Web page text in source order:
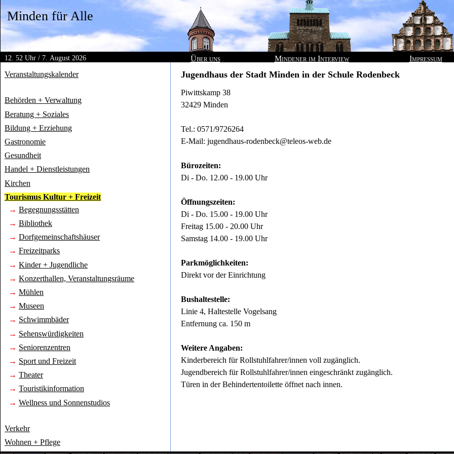
Minden für Alle
12. 52 Uhr / 7. August 2026 Über uns Mindener im Interview
Impressum
Veranstaltungskalender
Behörden + Verwaltung
Beratung + Soziales
Bildung + Erziehung
Gastronomie
Gesundheit
Handel + Dienstleistungen
Kirchen
Tourismus Kultur + Freizeit
→ Begegnungsstätten
→ Bibliothek
→ Dorfgemeinschaftshäuser
→ Freizeitparks
→ Kinder + Jugendliche
→ Konzerthallen, Veranstaltungsräume
→ Mühlen
→ Museen
→ Schwimmbäder
→ Sehenswürdigkeiten
→ Seniorenzentren
→ Sport und Freizeit
→ Theater
→ Touristikinformation
→ Wellness und Sonnenstudios
Verkehr
Wohnen + Pflege
Jugendhaus der Stadt Minden in der Schule Rodenbeck
Piwittskamp 38
32429 Minden
Tel.: 0571/9726264
E-Mail: jugendhaus-rodenbeck@teleos-web.de
Bürozeiten:
Di - Do. 12.00 - 19.00 Uhr
Öffnungszeiten:
Di - Do. 15.00 - 19.00 Uhr
Freitag 15.00 - 20.00 Uhr
Samstag 14.00 - 19.00 Uhr
Parkmöglichkeiten:
Direkt vor der Einrichtung
Bushaltestelle:
Linie 4, Haltestelle Vogelsang
Entfernung ca. 150 m
Weitere Angaben:
Kinderbereich für Rollstuhlfahrer/innen voll zugänglich.
Jugendbereich für Rollstuhlfahrer/innen eingeschränkt zugänglich.
Türen in der Behindertentoilette öffnet nach innen.